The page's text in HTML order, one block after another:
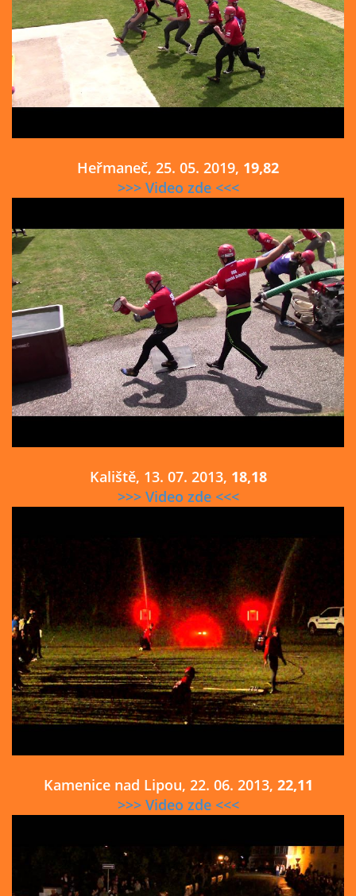
Heřmaneč, 25. 05. 2019, 19,82
>>> Video zde <<<
Kaliště, 13. 07. 2013, 18,18
>>> Video zde <<<
Kamenice nad Lipou, 22. 06. 2013, 22,11
>>> Video zde <<<